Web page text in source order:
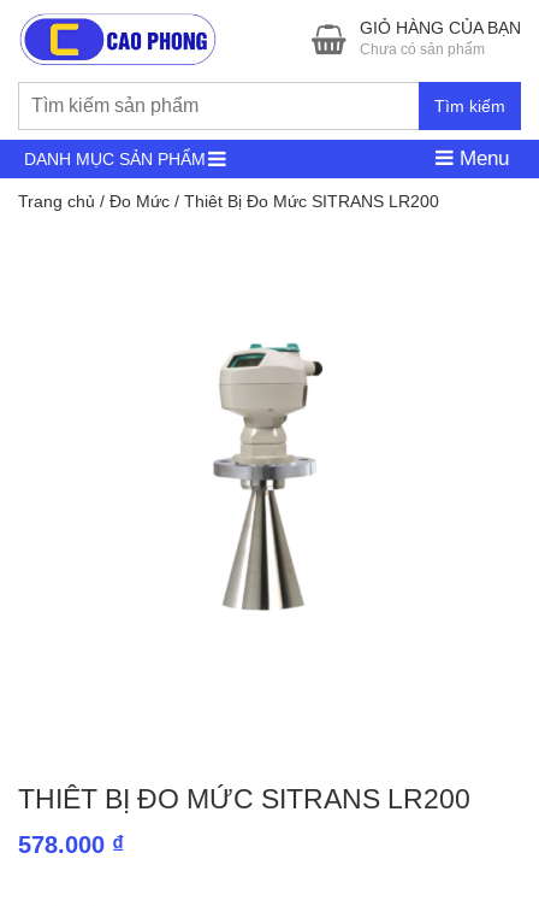
Tìm kiếm
GIỎ HÀNG CỦA BẠN
Chưa có sản phẩm
DANH MỤC SẢN PHẨM Menu
Trang chủ / Đo Mức / Thiêt Bị Đo Mức SITRANS LR200
THIÊT BỊ ĐO MỨC SITRANS LR200
578.000 ₫